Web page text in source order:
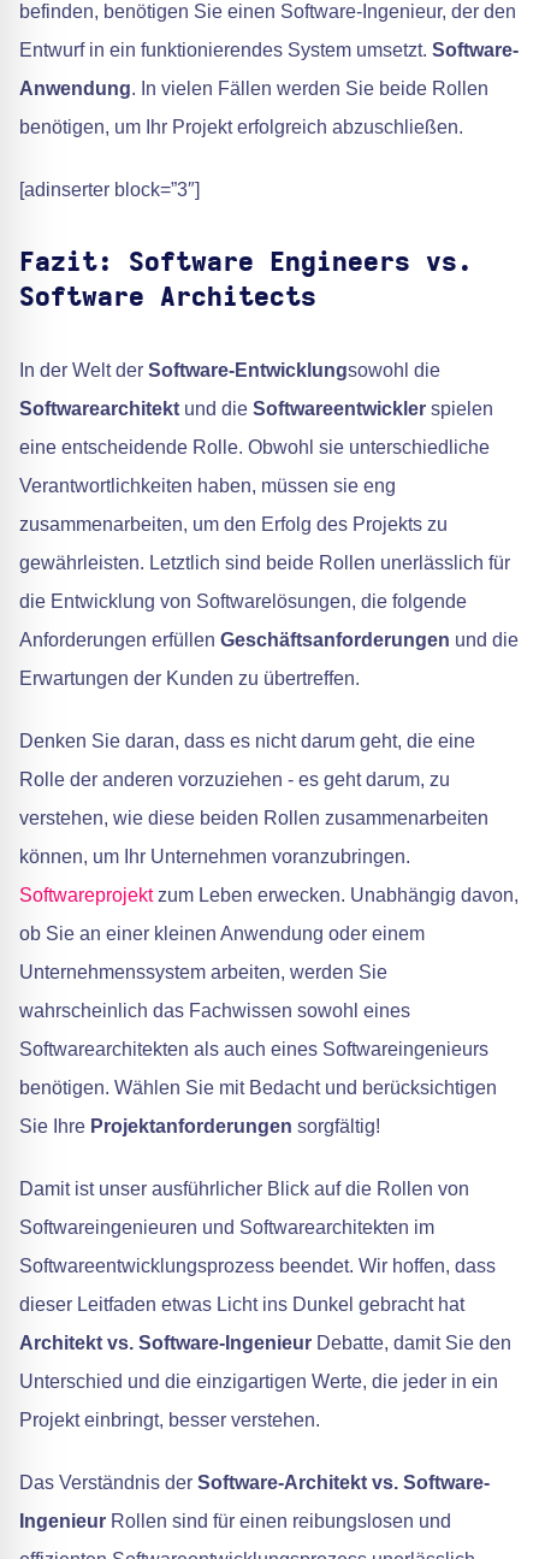
befinden, benötigen Sie einen Software-Ingenieur, der den
Entwurf in ein funktionierendes System umsetzt. Software-
Anwendung. In vielen Fällen werden Sie beide Rollen
benötigen, um Ihr Projekt erfolgreich abzuschließen.
[adinserter block=”3″]
Fazit: Software Engineers vs.
Software Architects
In der Welt der Software-Entwicklungsowohl die
Softwarearchitekt und die Softwareentwickler spielen
eine entscheidende Rolle. Obwohl sie unterschiedliche
Verantwortlichkeiten haben, müssen sie eng
zusammenarbeiten, um den Erfolg des Projekts zu
gewährleisten. Letztlich sind beide Rollen unerlässlich für
die Entwicklung von Softwarelösungen, die folgende
Anforderungen erfüllen Geschäftsanforderungen und die
Erwartungen der Kunden zu übertreffen.
Denken Sie daran, dass es nicht darum geht, die eine
Rolle der anderen vorzuziehen - es geht darum, zu
verstehen, wie diese beiden Rollen zusammenarbeiten
können, um Ihr Unternehmen voranzubringen.
Softwareprojektzum Leben erwecken. Unabhängig davon,
ob Sie an einer kleinen Anwendung oder einem
Unternehmenssystem arbeiten, werden Sie
wahrscheinlich das Fachwissen sowohl eines
Softwarearchitekten als auch eines Softwareingenieurs
benötigen. Wählen Sie mit Bedacht und berücksichtigen
Sie Ihre Projektanforderungen sorgfältig!
Damit ist unser ausführlicher Blick auf die Rollen von
Softwareingenieuren und Softwarearchitekten im
Softwareentwicklungsprozess beendet. Wir hoffen, dass
dieser Leitfaden etwas Licht ins Dunkel gebracht hat
Architekt vs. Software-Ingenieur Debatte, damit Sie den
Unterschied und die einzigartigen Werte, die jeder in ein
Projekt einbringt, besser verstehen.
Das Verständnis der Software-Architekt vs. Software-
Ingenieur Rollen sind für einen reibungslosen und